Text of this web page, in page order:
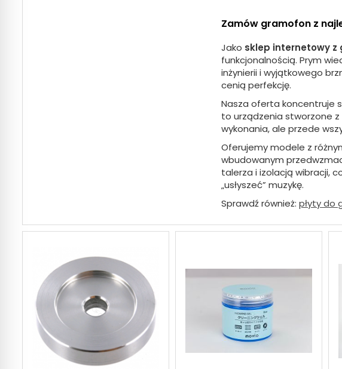
Zamów gramofon z
Jako sklep internetowy
funkcjonalnością. Prym
inżynierii i wyjątkowego
cenią perfekcję.
Nasza oferta koncentruje
to urządzenia stworzone z
wykonania, ale przede
Oferujemy modele z
wbudowanym
talerza i izolacją wibracji,
„usłyszeć” muzykę.
Sprawdź również: płyty do